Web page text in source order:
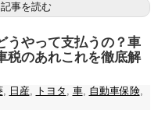
記事を読む
うやって支払うの？車
税のあれこれを徹底解
, 日産, トヨタ , 車, 自動車保険,